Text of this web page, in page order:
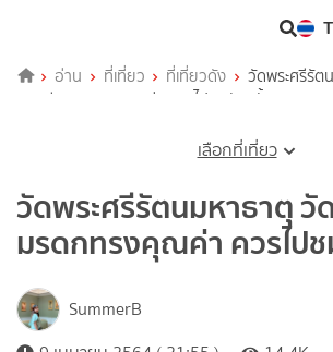
อ่าน ที่เที่ยว ที่เที่ยวดัง
วัดพระศรีรัต
ลพบุรี มรดกทรงคุณค่า ควรไปชมสักครั้ง!
เลือกที่เที่ยว
วัดพระศรีรัตนมหาธาตุ
มรดกทรงคุณค่า ควรไป
SummerB